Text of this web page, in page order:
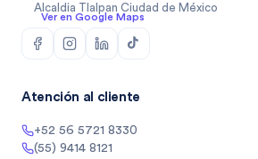
Alcaldia Tlalpan Ciudad de México
Ver en Google Maps
Atención al cliente
+52 56 5721 8330
(55) 9414 8121